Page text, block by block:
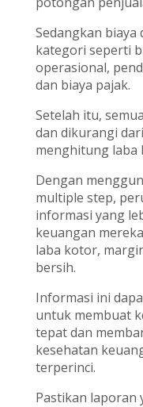
Sedangkan biaya
kategori seperti
operasional,
dan biaya pajak.
Setelah itu,
dan dikurangi
menghitung laba
Dengan
multiple step,
informasi yang
keuangan
laba kotor,
bersih.
Informasi ini
untuk membuat
tepat dan
kesehatan
terperinci.
Pastikan laporan